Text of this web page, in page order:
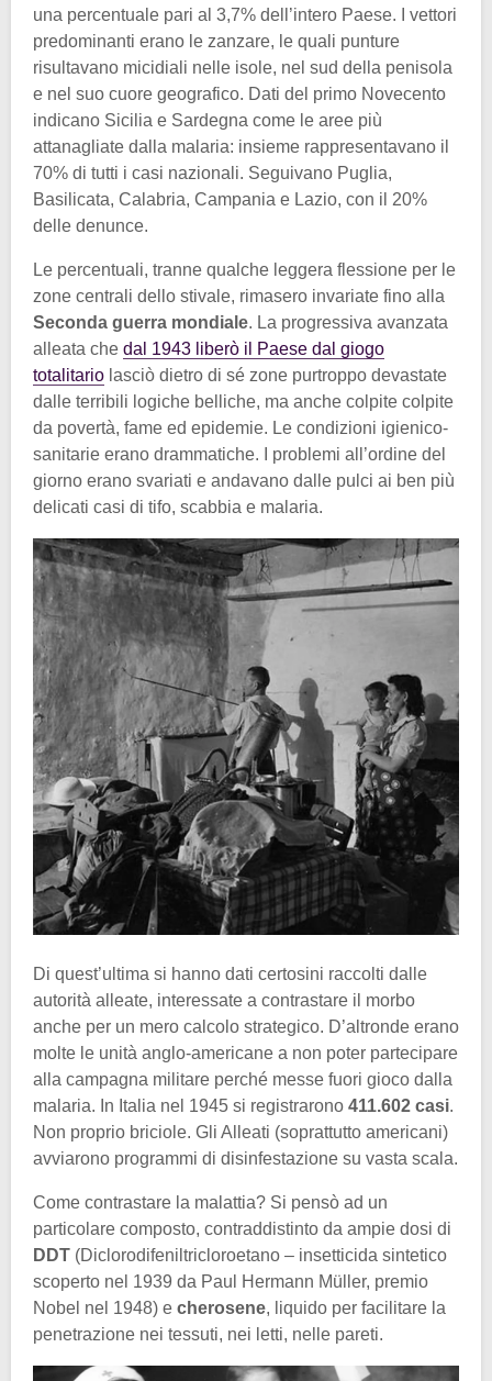
una percentuale pari al 3,7% dell’intero Paese. I vettori
predominanti erano le zanzare, le quali punture
risultavano micidiali nelle isole, nel sud della penisola
e nel suo cuore geografico. Dati del primo Novecento
indicano Sicilia e Sardegna come le aree più
attanagliate dalla malaria: insieme rappresentavano il
70% di tutti i casi nazionali. Seguivano Puglia,
Basilicata, Calabria, Campania e Lazio, con il 20%
delle denunce.
Le percentuali, tranne qualche leggera flessione per le
zone centrali dello stivale, rimasero invariate fino alla
Seconda guerra mondiale. La progressiva avanzata
alleata che dal 1943 liberò il Paese dal giogo
totalitario lasciò dietro di sé zone purtroppo devastate
dalle terribili logiche belliche, ma anche colpite colpite
da povertà, fame ed epidemie. Le condizioni igienico-
sanitarie erano drammatiche. I problemi all’ordine del
giorno erano svariati e andavano dalle pulci ai ben più
delicati casi di tifo, scabbia e malaria.
Di quest’ultima si hanno dati certosini raccolti dalle
autorità alleate, interessate a contrastare il morbo
anche per un mero calcolo strategico. D’altronde erano
molte le unità anglo-americane a non poter partecipare
alla campagna militare perché messe fuori gioco dalla
malaria. In Italia nel 1945 si registrarono 411.602 casi.
Non proprio briciole. Gli Alleati (soprattutto americani)
avviarono programmi di disinfestazione su vasta scala.
Come contrastare la malattia? Si pensò ad un
particolare composto, contraddistinto da ampie dosi di
DDT (Diclorodifeniltricloroetano – insetticida sintetico
scoperto nel 1939 da Paul Hermann Müller, premio
Nobel nel 1948) e cherosene, liquido per facilitare la
penetrazione nei tessuti, nei letti, nelle pareti.